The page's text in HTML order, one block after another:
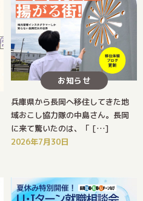
お知らせ
兵庫県から長岡へ移住してきた地
域おこし協力隊の中島さん。長岡
に来て驚いたのは、「 […]
2026年7月30日